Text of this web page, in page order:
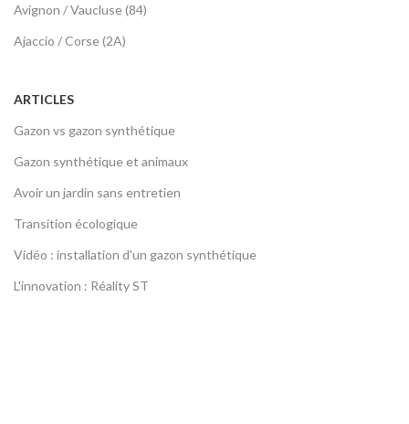
Avignon / Vaucluse (84)
Ajaccio / Corse (2A)
ARTICLES
Gazon vs gazon synthétique
Gazon synthétique et animaux
Avoir un jardin sans entretien
Transition écologique
Vidéo : installation d'un gazon synthétique
L'innovation : Réality ST